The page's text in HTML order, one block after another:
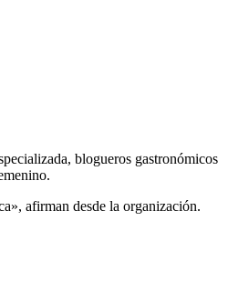
blogueros gastronómicos
afirman desde la organización.